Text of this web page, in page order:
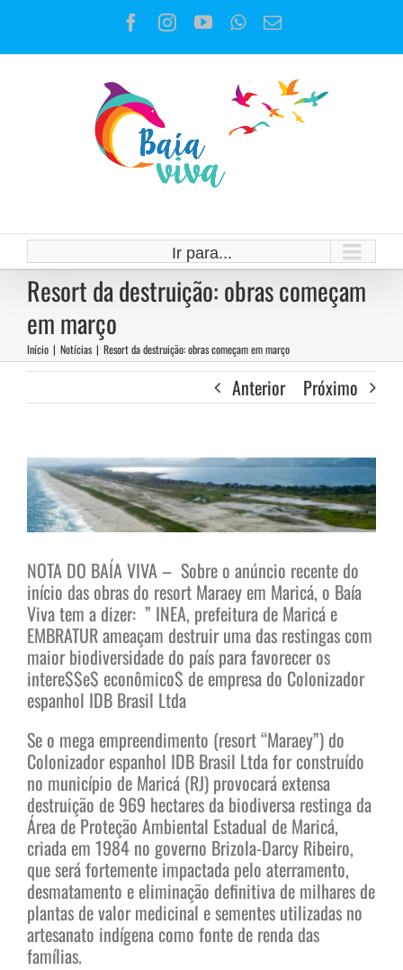
o
Facebook
Instagram
YouTubeWhatsApp
E-
Ir para...
Resort da destruição: obras começam
em março
Início | Notícias | Resort da destruição: obras começam em março
Anterior Próximo
View
Larger
Image
NOTA DO BAÍA VIVA – Sobre o anúncio recente do
início das obras do resort Maraey em Maricá, o Baía
Viva tem a dizer: ” INEA, prefeitura de Maricá e
EMBRATUR ameaçam destruir uma das restingas com
maior biodiversidade do país para favorecer os
intere$$e$ econômico$ de empresa do Colonizador
espanhol IDB Brasil Ltda
Se o mega empreendimento (resort “Maraey”) do
Colonizador espanhol IDB Brasil Ltda for construído
no município de Maricá (RJ) provocará extensa
destruição de 969 hectares da biodiversa restinga da
Área de Proteção Ambiental Estadual de Maricá,
criada em 1984 no governo Brizola-Darcy Ribeiro,
que será fortemente impactada pelo aterramento,
desmatamento e eliminação definitiva de milhares de
plantas de valor medicinal e sementes utilizadas no
artesanato indígena como fonte de renda das
famílias.